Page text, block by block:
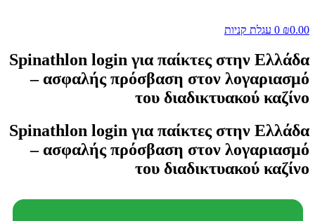
₪0.00
0 עגלת קניות
Spinathlon login για παίκτες στην Ελλάδα
– ασφαλής πρόσβαση στον λογαριασμό
του διαδικτυακού καζίνο
Spinathlon login για παίκτες στην Ελλάδα
– ασφαλής πρόσβαση στον λογαριασμό
του διαδικτυακού καζίνο